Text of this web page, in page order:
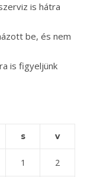
is hátra
be, és nem
is figyeljünk
s v
1 2